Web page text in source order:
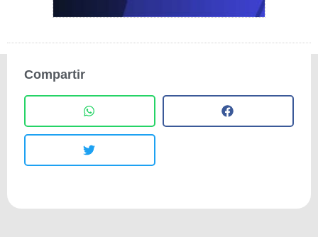
Compartir